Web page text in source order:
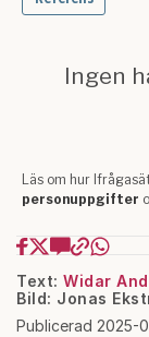
Text: Widar
Bild: Jonas
Publicerad 2025-